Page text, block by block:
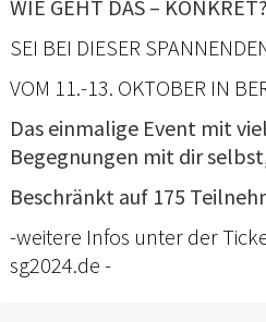
WIE GEHT DAS – KONKRET?
SEI BEI DIESER
VOM 11.-13. OKTOBER IN
Das einmalige Event mit
Begegnungen mit dir
Beschränkt auf 175
-weitere Infos unter der
sg2024.de -